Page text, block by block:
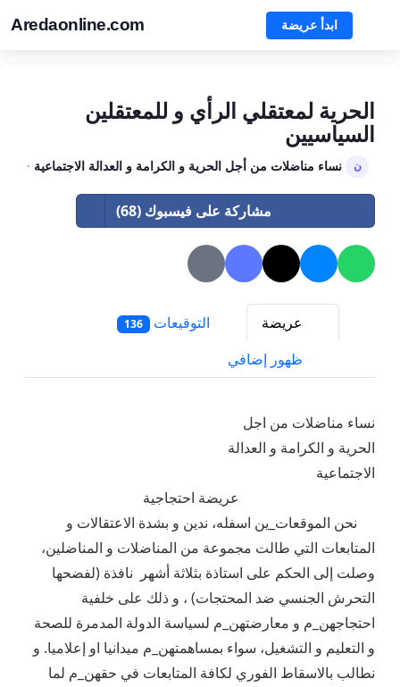
Aredaonline.com ابدأ عريضة
الحرية لمعتقلي الرأي و للمعتقلين
السياسيين
ن نساء مناضلات من أجل الحرية و الكرامة و العدالة الاجتماعية ·
مشاركة على فيسبوك (68)
عريضة التوقيعات 136
ظهور إضافي
نساء مناضلات من اجل
الحرية و الكرامة و العدالة
الاجتماعية
عريضة احتجاجية
نحن الموقعات_ين اسفله، ندين و بشدة الاعتقالات و
المتابعات التي طالت مجموعة من المناضلات و المناضلين،
وصلت إلى الحكم على استاذة بثلاثة أشهر نافذة (لفضحها
التحرش الجنسي ضد المحتجات) ، و ذلك على خلفية
احتجاجهن_م و معارضتهن_م لسياسة الدولة المدمرة للصحة
و التعليم و التشغيل، سواء بمساهمتهن_م ميدانيا او إعلاميا. و
نطالب بالاسقاط الفوري لكافة المتابعات في حقهن_م لما